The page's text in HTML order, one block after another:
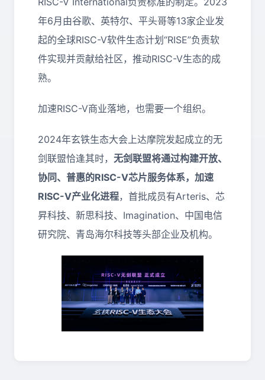
年6月由谷歌、英特尔、平头哥等13家企业发
起的全球RISC-V软件生态计划“RISE”负责软
件实现并贡献给社区，推动RISC-V生态的成
熟。
加速RISC-V商业落地，也需要一个组织。
2024年玄铁生态大会上达摩院发起成立的无
剑联盟恰逢其时， 无剑联盟将通过构建开放、
协同、普惠的RISC-V芯片服务体系，加速
RISC-V产业化进程，首批成员有Arteris、芯
昇科技、新思科技、Imagination、中国电信
研究院、青岛海尔科技等头部企业及机构。